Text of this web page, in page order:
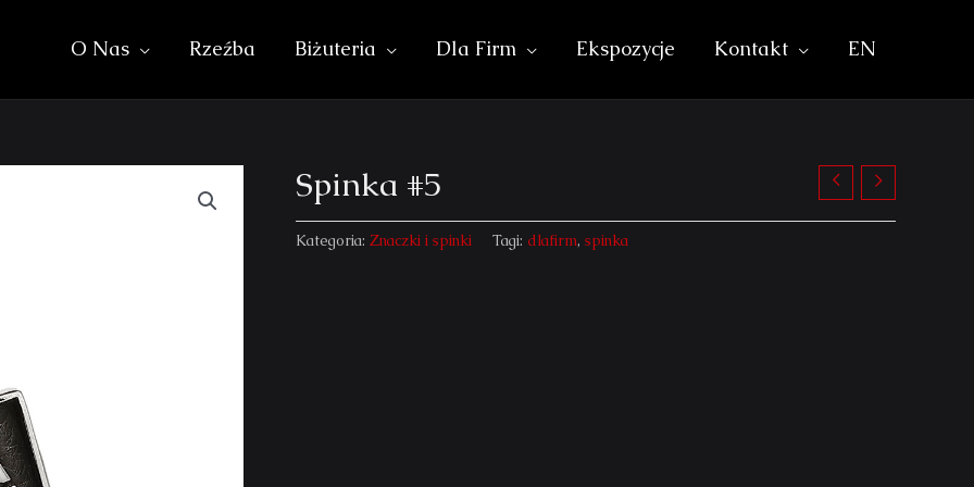
O Nas Rzeźba Biżuteria Dla Firm Ekspozycje Kontakt EN
Spinka #5
Kategoria: Znaczki i spinki Tagi: dlafirm, spinka